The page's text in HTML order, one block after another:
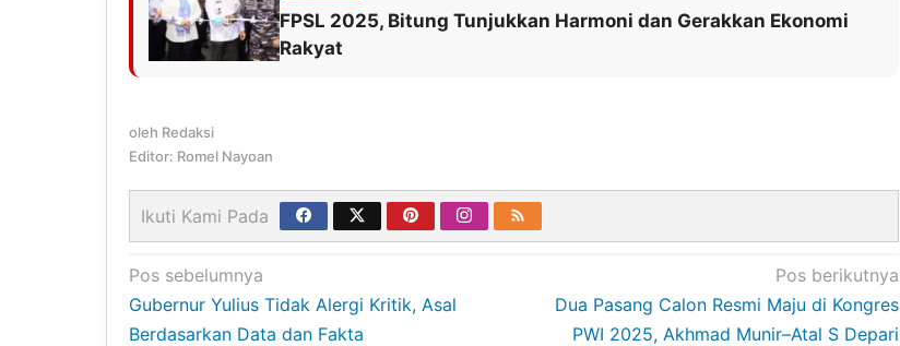
FPSL 2025, Bitung Tunjukkan Harmoni dan Gerakkan Ekonomi
Rakyat
oleh Redaksi
Editor: Romel Nayoan
Ikuti Kami Pada
Navigasi
pos
Pos sebelumnya
Gubernur Yulius Tidak Alergi Kritik, Asal
Berdasarkan Data dan Fakta
Pos berikutnya
Dua Pasang Calon Resmi Maju di Kongres
PWI 2025, Akhmad Munir–Atal S Depari